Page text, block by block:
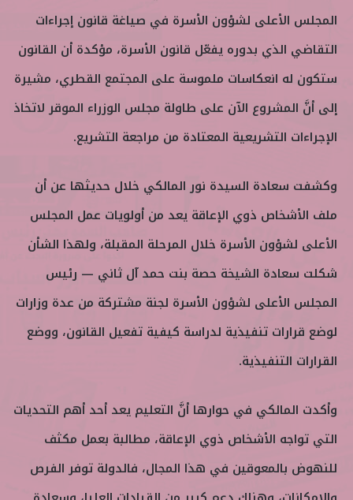
المجلس الأعلى لشؤون الأسرة في صياغة قانون إجراءات
التقاضي الذي بدوره يفعّل قانون الأسرة، مؤكدة أن القانون
ستكون له انعكاسات ملموسة على المجتمع القطري، مشيرة
إلى أنَّ المشروع الآن على طاولة مجلس الوزراء الموقر لاتخاذ
الإجراءات التشريعية المعتادة من مراجعة التشريع.
وكشفت سعادة السيدة نور المالكي خلال حديثها عن أن
ملف الأشخاص ذوي الإعاقة يعد من أولويات عمل المجلس
الأعلى لشؤون الأسرة خلال المرحلة المقبلة، ولهذا الشأن
شكلت سعادة الشيخة حصة بنت حمد آل ثاني — رئيس
المجلس الأعلى لشؤون الأسرة لجنة مشتركة من عدة وزارات
لوضع قرارات تنفيذية لدراسة كيفية تفعيل القانون، ووضع
القرارات التنفيذية.
وأكدت المالكي في حوارها أنَّ التعليم يعد أحد أهم التحديات
التي تواجه الأشخاص ذوي الإعاقة، مطالبة بعمل مكثف
للنهوض بالمعوقين في هذا المجال، فالدولة توفر الفرص